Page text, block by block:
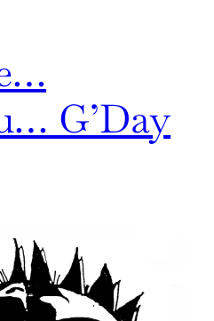
G’Day